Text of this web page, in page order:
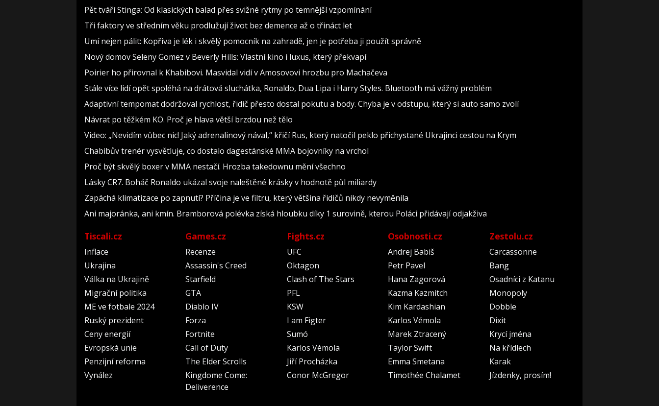
Pět tváří Stinga: Od klasických balad přes svižné rytmy po temnější vzpomínání
Tři faktory ve středním věku prodlužují život bez demence až o třináct let
Umí nejen pálit: Kopřiva je lék i skvělý pomocník na zahradě, jen je potřeba ji použít správně
Nový domov Seleny Gomez v Beverly Hills: Vlastní kino i luxus, který překvapí
Poirier ho přirovnal k Khabibovi. Masvidal vidí v Amosovovi hrozbu pro Machačeva
Stále více lidí opět spoléhá na drátová sluchátka, Ronaldo, Dua Lipa i Harry Styles. Bluetooth má vážný problém
Adaptivní tempomat dodržoval rychlost, řidič přesto dostal pokutu a body. Chyba je v odstupu, který si auto samo zvolí
Návrat po těžkém KO. Proč je hlava větší brzdou než tělo
Video: „Nevidím vůbec nic! Jaký adrenalinový nával,“ křičí Rus, který natočil peklo přichystané Ukrajinci cestou na Krym
Chabibův trenér vysvětluje, co dostalo dagestánské MMA bojovníky na vrchol
Proč být skvělý boxer v MMA nestačí. Hrozba takedownu mění všechno
Lásky CR7. Boháč Ronaldo ukázal svoje naleštěné krásky v hodnotě půl miliardy
Zapáchá klimatizace po zapnutí? Příčina je ve filtru, který většina řidičů nikdy nevyměnila
Ani majoránka, ani kmín. Bramborová polévka získá hloubku díky 1 surovině, kterou Poláci přidávají odjakživa
Tiscali.cz
Inflace
Ukrajina
Válka na Ukrajině
Migrační politika
ME ve fotbale 2024
Ruský prezident
Ceny energií
Evropská unie
Penzijní reforma
Vynález
Games.cz
Recenze
Assassin's Creed
Starfield
GTA
Diablo IV
Forza
Fortnite
Call of Duty
The Elder Scrolls
Kingdome Come:
Deliverence
Fights.cz
UFC
Oktagon
Clash of The Stars
PFL
KSW
I am Figter
Sumó
Karlos Vémola
Jiří Procházka
Conor McGregor
Osobnosti.cz
Andrej Babiš
Petr Pavel
Hana Zagorová
Kazma Kazmitch
Kim Kardashian
Karlos Vémola
Marek Ztracený
Taylor Swift
Emma Smetana
Timothée Chalamet
Zestolu.cz
Carcassonne
Bang
Osadníci z Katanu
Monopoly
Dobble
Dixit
Krycí jména
Na křídlech
Karak
Jízdenky, prosím!